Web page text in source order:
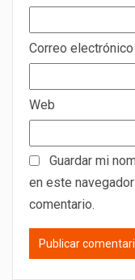
Correo electrónico
Web
Guardar mi
en este
comentario.